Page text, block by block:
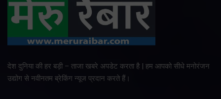
देश दुनिया की हर बड़ी – ताजा खबरे अपडेट करता है | हम आपको सीधे मनोरंजन
उद्योग से नवीनतम ब्रेकिंग न्यूज प्रदान करते हैं।